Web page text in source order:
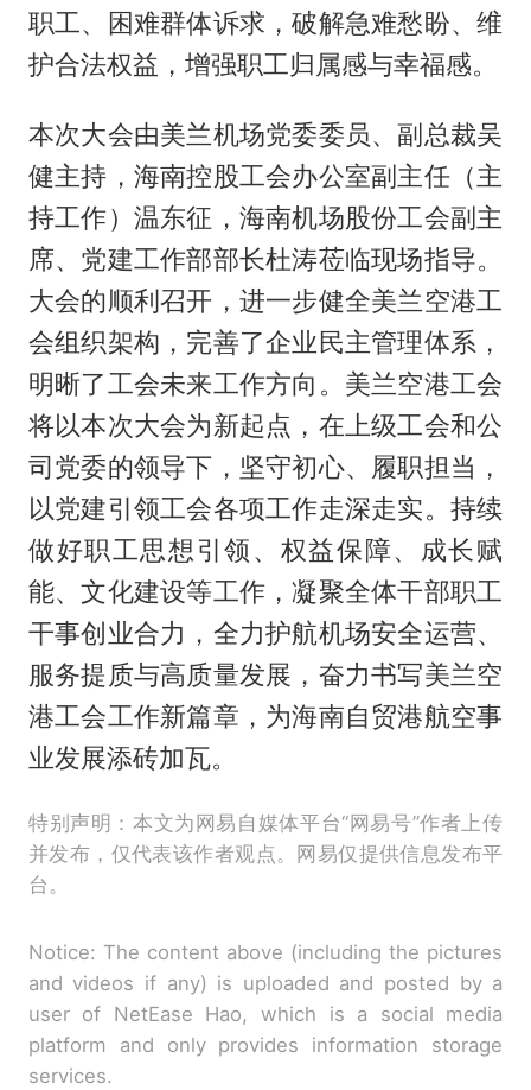
职工、困难群体诉求，破解急难愁盼、维
护合法权益，增强职工归属感与幸福感。
本次大会由美兰机场党委委员、副总裁吴
健主持，海南控股工会办公室副主任（主
持工作）温东征，海南机场股份工会副主
席、党建工作部部长杜涛莅临现场指导。
大会的顺利召开，进一步健全美兰空港工
会组织架构，完善了企业民主管理体系，
明晰了工会未来工作方向。美兰空港工会
将以本次大会为新起点，在上级工会和公
司党委的领导下，坚守初心、履职担当，
以党建引领工会各项工作走深走实。持续
做好职工思想引领、权益保障、成长赋
能、文化建设等工作，凝聚全体干部职工
干事创业合力，全力护航机场安全运营、
服务提质与高质量发展，奋力书写美兰空
港工会工作新篇章，为海南自贸港航空事
业发展添砖加瓦。
特别声明：本文为网易自媒体平台“网易号”作者上传
并发布，仅代表该作者观点。网易仅提供信息发布平
台。
Notice: The content above (including the pictures
and videos if any) is uploaded and posted by a
user of NetEase Hao, which is a social media
platform and only provides information storage
services.